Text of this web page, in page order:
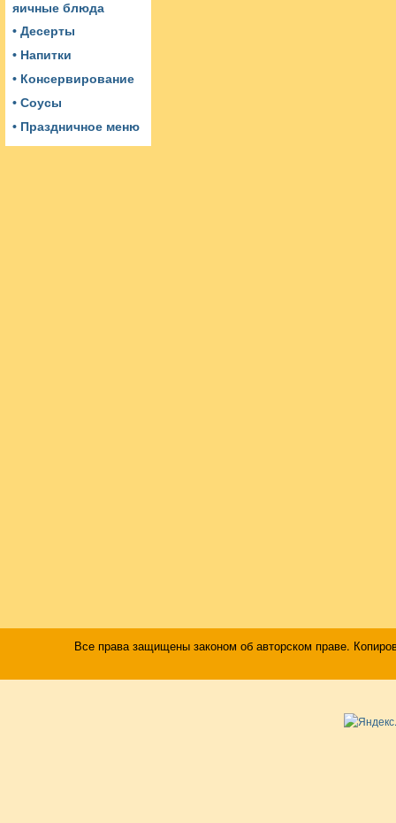
яичные блюда
• Десерты
• Напитки
• Консервирование
• Соусы
• Праздничное меню
Все права защищены законом об авторском праве.